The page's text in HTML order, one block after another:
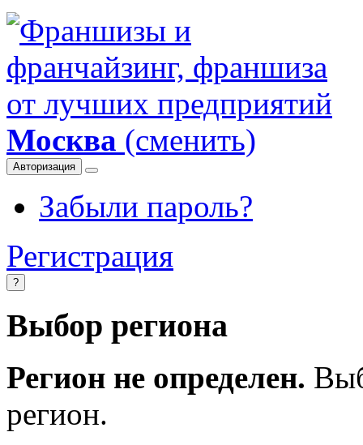
Москва (сменить)
Авторизация
Забыли пароль?
Регистрация
?
Выбор региона
Регион не определен.
регион.